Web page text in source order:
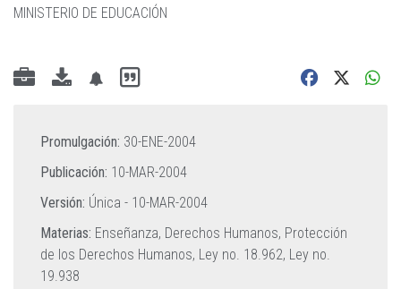
MINISTERIO DE EDUCACIÓN
Promulgación: 30-ENE-2004
Publicación: 10-MAR-2004
Versión: Única - 10-MAR-2004
Materias: Enseñanza, Derechos Humanos, Protección
de los Derechos Humanos, Ley no. 18.962, Ley no.
19.938